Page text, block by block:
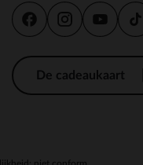
De cadeaukaart